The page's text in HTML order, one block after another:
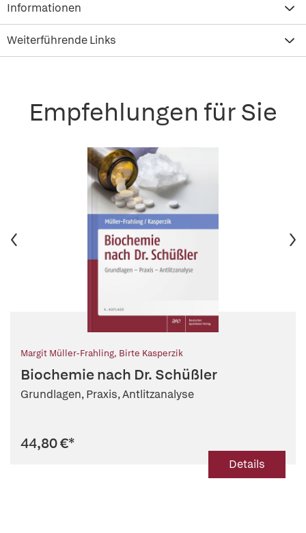
Informationen
Weiterführende Links
Empfehlungen für Sie
Margit Müller-Frahling, Birte Kasperzik
Biochemie nach Dr. Schüßler
Grundlagen, Praxis, Antlitzanalyse
44,80 €*
Details